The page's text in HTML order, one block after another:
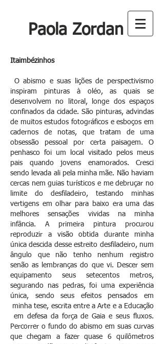
Paola Zordan
Itaimbézinhos
O abismo e suas lições de perspectivismo
inspiram pinturas à oléo, as quais se
desenvolvem no litoral, longe dos espaços
confinados da cidade. São pinturas, advindas
de muitos estudos fotográficos e esboços em
cadernos de notas, que tratam de uma
obsessão pessoal por certa paisagem. O
penhasco foi um local visitado pelos meus
pais quando jovens enamorados. Cresci
sendo levada ali pela minha mãe. Não haviam
cercas nem guias turísticos e me debruçar no
limite do desfiladeiro, testando minhas
vertigens em olhar para baixo era uma das
melhores sensações vividas na minha
infância. A primeira pintura procurou
reproduzir a visão obtida durante minha
única descida desse estreito desfiladeiro, num
ângulo que não tenho nenhum registro
senão as lembranças do que vi. Descer sem
equipamento seus setecentos metros,
segurando nas pedras, foi uma experiência
única, sendo seus efeitos pensados em
minha tese, escrita entre a Arte e a Educação
em defesa da força de Gaia e seus fluxos.
Percorrer o fundo do abismo em suas curvas
que chegam a fazer quase 6 quilômetros